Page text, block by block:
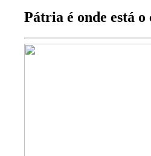
Pátria é onde está o